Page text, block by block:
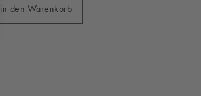
in den Warenkorb